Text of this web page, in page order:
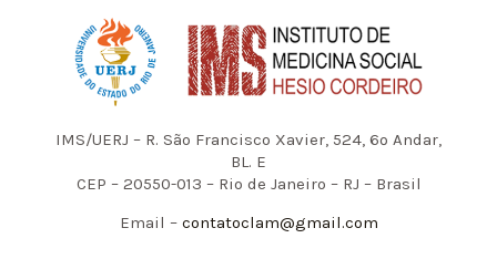
IMS/UERJ – R. São Francisco Xavier, 524, 6º Andar,
BL. E
CEP – 20550-013 – Rio de Janeiro – RJ – Brasil
Email –contatoclam@gmail.com